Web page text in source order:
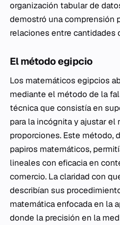
organización tabular de
demostró una comprensión
relaciones entre cantidades
El método egipcio
Los matemáticos egipcios
mediante el método de la
técnica que consistía en
para la incógnita y ajustar
proporciones. Este método,
papiros matemáticos,
lineales con eficacia en
comercio. La claridad con
describían sus
matemática enfocada en la
donde la precisión en la